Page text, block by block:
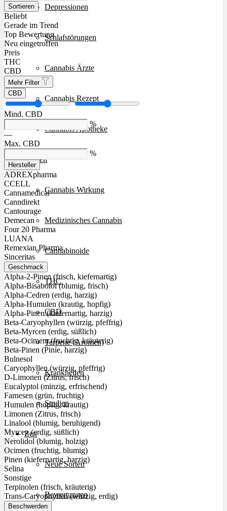
Depressionen
Schlafstörungen
Cannabis Ärzte
Cannabis Rezept
Cannabis Apotheke
Wissen
Cannabis Wirkung
Medizinisches Cannabis
Cannabinoide
THC
CBD
Terpene (Aromen)
Krankheiten
Studien
Zen
Neue Sorten
Bewertungen
Sortieren
Beliebt
Gerade im Trend
Top Bewertung
Neu eingetroffen
Preis
THC
CBD
Mehr Filter
CBD
Mind. CBD
%
—
Max. CBD
%
Hersteller
ADREXpharma
CCELL
Cannamedical
Canndirekt
Cantourage
Demecan
Four 20 Pharma
LUANA
Remexian Pharma
Sinceritas
Geschmack
Alpha-2-Pinen (frisch, kiefernartig)
Alpha-Bisabolol (blumig, frisch)
Alpha-Cedren (erdig, harzig)
Alpha-Humulen (krautig, hopfig)
Alpha-Pinen (kiefernartig, harzig)
Beta-Caryophyllen (würzig, pfeffrig)
Beta-Myrcen (erdig, süßlich)
Beta-Ocimem (fruchtig, kräuterig)
Beta-Pinen (Pinie, harzig)
Bulnesol
Caryophyllen (würzig, pfeffrig)
D-Limonen (Zitrus, frisch)
Eucalyptol (minzig, erfrischend)
Farnesen (grün, fruchtig)
Humulen (hopfig, krautig)
Limonen (Zitrus, frisch)
Linalool (blumig, beruhigend)
Myrcen (erdig, süßlich)
Nerolidol (blumig, holzig)
Ocimen (fruchtig, blumig)
Pinen (kiefernartig, harzig)
Selina
Sonstige
Terpinolen (frisch, kräuterig)
Trans-Caryophyllen (würzig, erdig)
Beschwerden